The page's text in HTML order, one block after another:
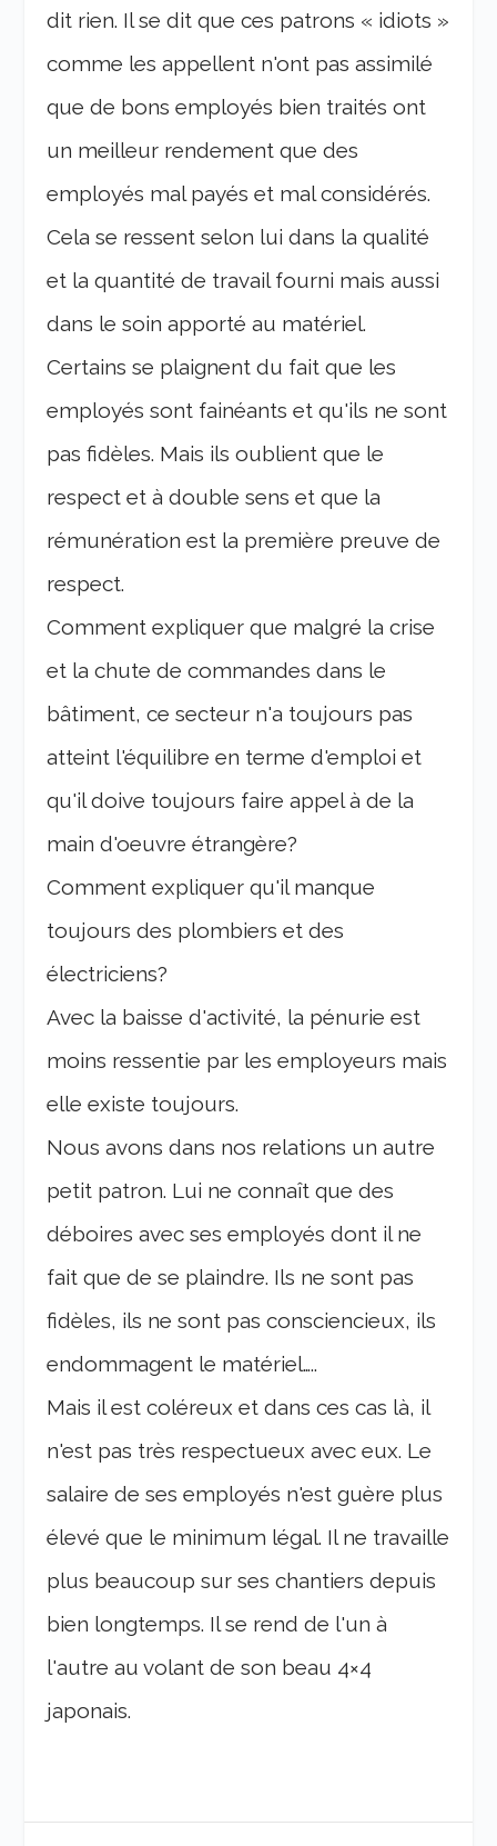
dit rien. Il se dit que ces patrons « idiots »
comme les appellent n'ont pas assimilé
que de bons employés bien traités ont
un meilleur rendement que des
employés mal payés et mal considérés.
Cela se ressent selon lui dans la qualité
et la quantité de travail fourni mais aussi
dans le soin apporté au matériel.
Certains se plaignent du fait que les
employés sont fainéants et qu'ils ne sont
pas fidèles. Mais ils oublient que le
respect et à double sens et que la
rémunération est la première preuve de
respect.
Comment expliquer que malgré la crise
et la chute de commandes dans le
bâtiment, ce secteur n'a toujours pas
atteint l'équilibre en terme d'emploi et
qu'il doive toujours faire appel à de la
main d'oeuvre étrangère?
Comment expliquer qu'il manque
toujours des plombiers et des
électriciens?
Avec la baisse d'activité, la pénurie est
moins ressentie par les employeurs mais
elle existe toujours.
Nous avons dans nos relations un autre
petit patron. Lui ne connaît que des
déboires avec ses employés dont il ne
fait que de se plaindre. Ils ne sont pas
fidèles, ils ne sont pas consciencieux, ils
endommagent le matériel…..
Mais il est coléreux et dans ces cas là, il
n'est pas très respectueux avec eux. Le
salaire de ses employés n'est guère plus
élevé que le minimum légal. Il ne travaille
plus beaucoup sur ses chantiers depuis
bien longtemps. Il se rend de l'un à
l'autre au volant de son beau 4×4
japonais.